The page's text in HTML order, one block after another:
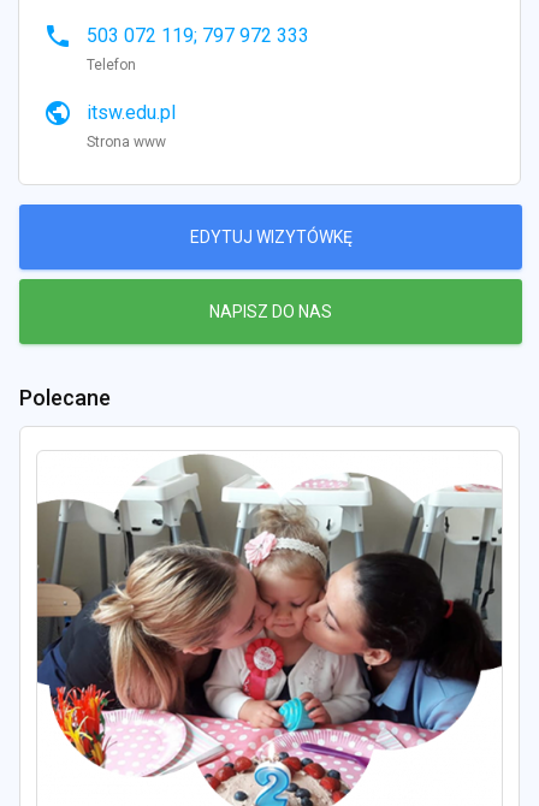
phone 503 072 119; 797 972 333
Telefon
public itsw.edu.pl
Strona www
EDYTUJ WIZYTÓWKĘ
NAPISZ DO NAS
Polecane